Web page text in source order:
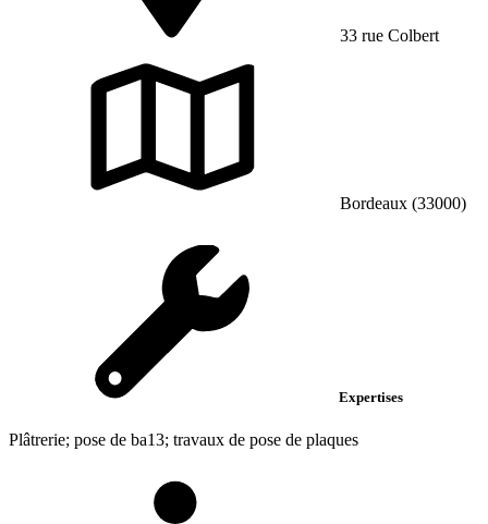
33 rue Colbert
Bordeaux (33000)
Expertises
Plâtrerie; pose de ba13; travaux de pose de plaques